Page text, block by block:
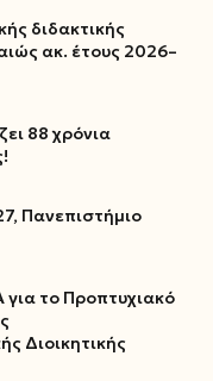
διδακτικής
ακ. έτους 2026–
88 χρόνια
Πανεπιστήμιο
το Προπτυχιακό
Διοικητικής